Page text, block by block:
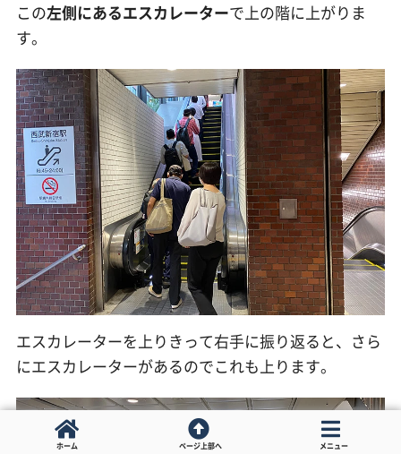
この左側にあるエスカレーターで上の階に上がりま
す。
エスカレーターを上りきって右手に振り返ると、さら
にエスカレーターがあるのでこれも上ります。
ホーム ページ上部へ メニュー